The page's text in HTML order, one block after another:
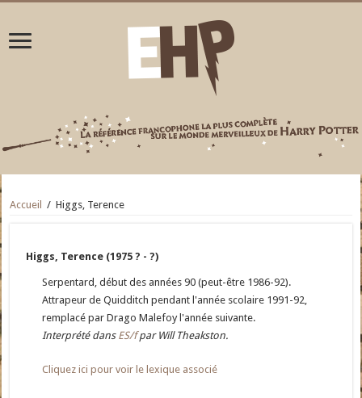
Accueil / Higgs, Terence
Higgs, Terence (1975 ? - ?)
Serpentard, début des années 90 (peut-être 1986-92).
Attrapeur de Quidditch pendant l'année scolaire 1991-92,
remplacé par Drago Malefoy l'année suivante.
Interprété dans ES/fpar Will Theakston.
Cliquez ici pour voir le lexique associé